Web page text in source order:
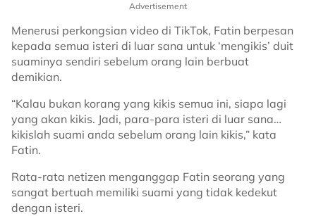
Advertisement
Menerusi perkongsian video di TikTok, Fatin berpesan
kepada semua isteri di luar sana untuk ‘mengikis’ duit
suaminya sendiri sebelum orang lain berbuat
demikian.
“Kalau bukan korang yang kikis semua ini, siapa lagi
yang akan kikis. Jadi, para-para isteri di luar sana…
kikislah suami anda sebelum orang lain kikis,” kata
Fatin.
Rata-rata netizen menganggap Fatin seorang yang
sangat bertuah memiliki suami yang tidak kedekut
dengan isteri.